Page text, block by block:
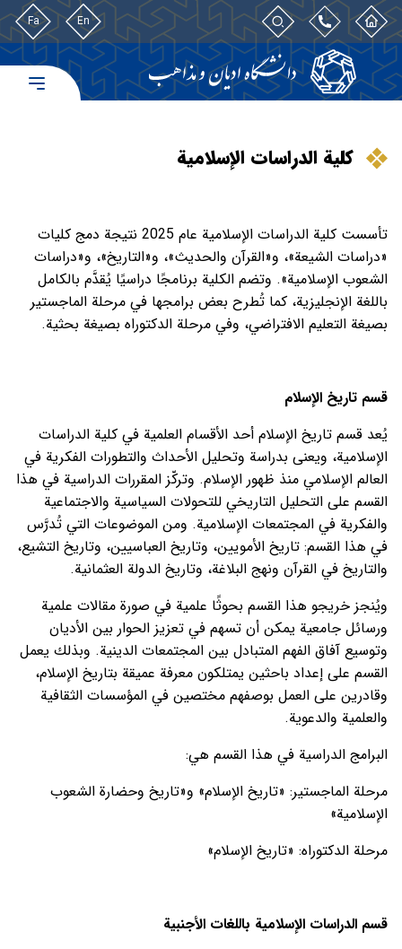
En
Fa
كلية الدراسات الإسلامية
تأسست كلية الدراسات الإسلامية عام 2025 نتيجة دمج كليات
«دراسات الشيعة»، و«القرآن والحديث»، و«التاريخ»، و«دراسات
الشعوب الإسلامية». وتضم الكلية برنامجًا دراسيًا يُقدَّم بالكامل
باللغة الإنجليزية، كما تُطرح بعض برامجها في مرحلة الماجستير
بصيغة التعليم الافتراضي، وفي مرحلة الدكتوراه بصيغة بحثية.
قسم تاريخ الإسلام
يُعد قسم تاريخ الإسلام أحد الأقسام العلمية في كلية الدراسات
الإسلامية، ويعنى بدراسة وتحليل الأحداث والتطورات الفكرية في
العالم الإسلامي منذ ظهور الإسلام. وتركّز المقررات الدراسية في هذا
القسم على التحليل التاريخي للتحولات السياسية والاجتماعية
والفكرية في المجتمعات الإسلامية. ومن الموضوعات التي تُدرَّس
في هذا القسم: تاريخ الأمويين، وتاريخ العباسيين، وتاريخ التشيع،
والتاريخ في القرآن ونهج البلاغة، وتاريخ الدولة العثمانية.
ويُنجز خريجو هذا القسم بحوثًا علمية في صورة مقالات علمية
ورسائل جامعية يمكن أن تسهم في تعزيز الحوار بين الأديان
وتوسيع آفاق الفهم المتبادل بين المجتمعات الدينية. وبذلك يعمل
القسم على إعداد باحثين يمتلكون معرفة عميقة بتاريخ الإسلام،
وقادرين على العمل بوصفهم مختصين في المؤسسات الثقافية
والعلمية والدعوية.
البرامج الدراسية في هذا القسم هي:
مرحلة الماجستير: «تاريخ الإسلام» و«تاريخ وحضارة الشعوب
الإسلامية»
مرحلة الدكتوراه: «تاريخ الإسلام»
قسم الدراسات الإسلامية باللغات الأجنبية